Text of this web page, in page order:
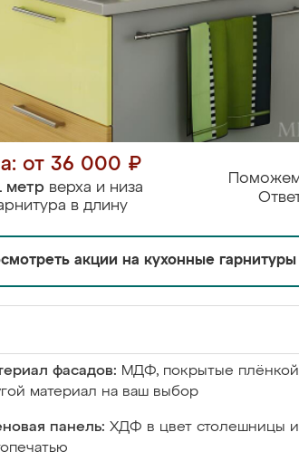
от 36 000 ₽
метр верха и низа
в длину
Поможем
акции на кухонные гарнитуры
фасадов: МДФ, покрытые
материал на ваш выбор
панель: ХДФ в цвет столешницы